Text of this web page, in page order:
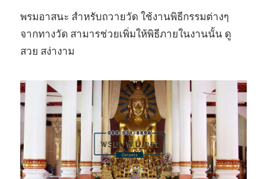
พรมอาสนะ สำหรับถวายวัด ใช้งานพิธีกรรมต่างๆ
จากทางวัด สามารช่วยเพิ่มให้พิธีภายในงานนั้น ดู
สวย สง่างาม